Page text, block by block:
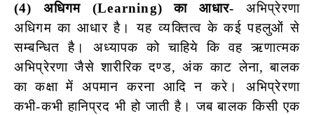
(4) अधिगम (Learning) का आधार- अभिप्रेरणा
अधिगम का आधार है। यह व्यक्तित्व के कई पहलुओं से
सम्बन्धित है। अध्यापक को चाहिये कि वह ऋणात्मक
अभिप्रेरणा जैसे शारीरिक दण्ड, अंक काट लेना, बालक
का कक्षा में अपमान करना आदि न करे। अभिप्रेरणा
कभी-कभी हानिप्रद भी हो जाती है। जब बालक किसी एक